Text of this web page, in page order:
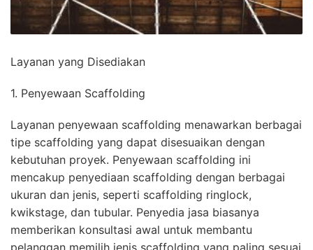
Layanan yang Disediakan
1. Penyewaan Scaffolding
Layanan penyewaan scaffolding menawarkan berbagai
tipe scaffolding yang dapat disesuaikan dengan
kebutuhan proyek. Penyewaan scaffolding ini
mencakup penyediaan scaffolding dengan berbagai
ukuran dan jenis, seperti scaffolding ringlock,
kwikstage, dan tubular. Penyedia jasa biasanya
memberikan konsultasi awal untuk membantu
pelanggan memilih jenis scaffolding yang paling sesuai